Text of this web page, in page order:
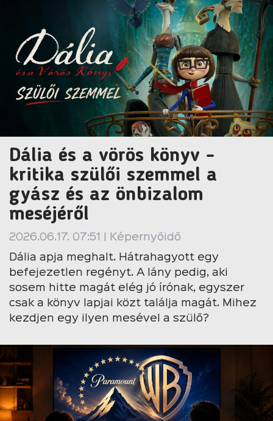
Dália és a vörös könyv -
kritika szülői szemmel a
gyász és az önbizalom
meséjéről
2026.06.17. 07:51 | Képernyőidő
Dália apja meghalt. Hátrahagyott egy
befejezetlen regényt. A lány pedig, aki
sosem hitte magát elég jó írónak, egyszer
csak a könyv lapjai közt találja magát. Mihez
kezdjen egy ilyen mesével a szülő?